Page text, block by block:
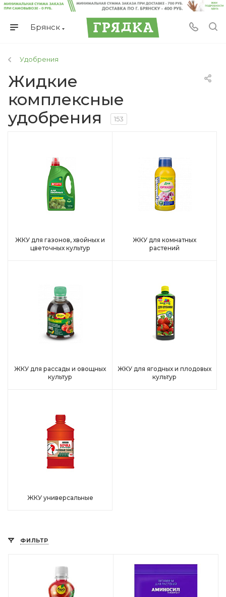
Брянск
Удобрения
Жидкие
комплексные
удобрения
153
ЖКУ для газонов, хвойных и
цветочных культур
ЖКУ для комнатных
растений
ЖКУ для рассады и овощных
культур
ЖКУ для ягодных и плодовых
культур
ЖКУ универсальные
ФИЛЬТР